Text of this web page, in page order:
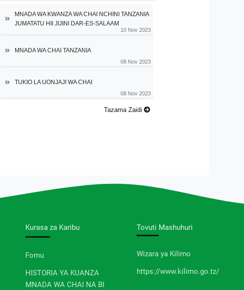
MNADA WA KWANZA WA CHAI NCHINI TANZANIA
JUMATATU HII JIJINI DAR-ES-SALAAM
10 Nov 2023
MNADA WA CHAI TANZANIA
08 Nov 2023
TUKIO LA UONJAJI WA CHAI
08 Nov 2023
Tazama Zaidi
Kurasa za Karibu
Fomu
HISTORIA YA KUANZA
MNADA WA CHAI NA BI
Tovuti Mashuhuri
Wizara ya Kilimo
https://www.kilimo.go.tz/